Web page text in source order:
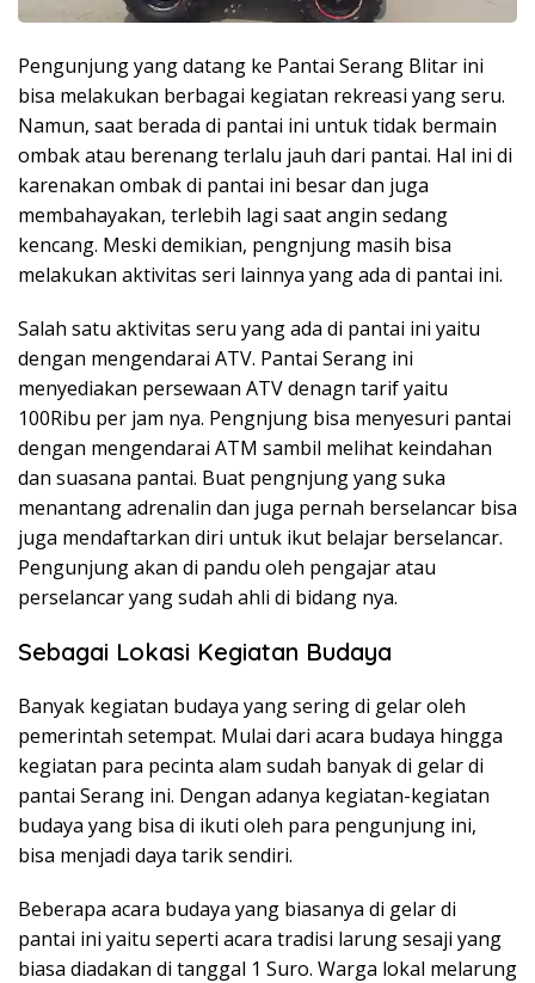
Pengunjung yang datang ke Pantai Serang Blitar ini
bisa melakukan berbagai kegiatan rekreasi yang seru.
Namun, saat berada di pantai ini untuk tidak bermain
ombak atau berenang terlalu jauh dari pantai. Hal ini di
karenakan ombak di pantai ini besar dan juga
membahayakan, terlebih lagi saat angin sedang
kencang. Meski demikian, pengnjung masih bisa
melakukan aktivitas seri lainnya yang ada di pantai ini.
Salah satu aktivitas seru yang ada di pantai ini yaitu
dengan mengendarai ATV. Pantai Serang ini
menyediakan persewaan ATV denagn tarif yaitu
100Ribu per jam nya. Pengnjung bisa menyesuri pantai
dengan mengendarai ATM sambil melihat keindahan
dan suasana pantai. Buat pengnjung yang suka
menantang adrenalin dan juga pernah berselancar bisa
juga mendaftarkan diri untuk ikut belajar berselancar.
Pengunjung akan di pandu oleh pengajar atau
perselancar yang sudah ahli di bidang nya.
Sebagai Lokasi Kegiatan Budaya
Banyak kegiatan budaya yang sering di gelar oleh
pemerintah setempat. Mulai dari acara budaya hingga
kegiatan para pecinta alam sudah banyak di gelar di
pantai Serang ini. Dengan adanya kegiatan-kegiatan
budaya yang bisa di ikuti oleh para pengunjung ini,
bisa menjadi daya tarik sendiri.
Beberapa acara budaya yang biasanya di gelar di
pantai ini yaitu seperti acara tradisi larung sesaji yang
biasa diadakan di tanggal 1 Suro. Warga lokal melarung